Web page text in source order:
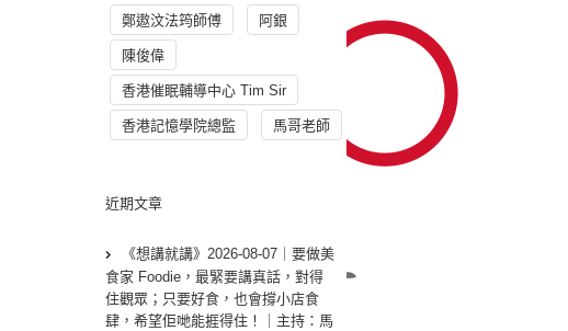
鄭遨汶法筠師傅 阿銀
陳俊偉
香港催眠輔導中心 Tim Sir
香港記憶學院總監 馬哥老師
近期文章
《想講就講》2026-08-07｜要做美
食家 Foodie，最緊要講真話，對得
住觀眾；只要好食，也會撐小店食
肆，希望佢哋能捱得住！｜主持：馬